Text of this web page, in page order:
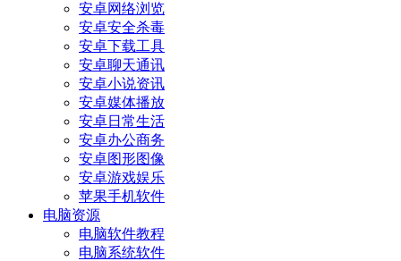
安卓网络浏览
安卓安全杀毒
安卓下载工具
安卓聊天通讯
安卓小说资讯
安卓媒体播放
安卓日常生活
安卓办公商务
安卓图形图像
安卓游戏娱乐
苹果手机软件
电脑资源
电脑软件教程
电脑系统软件